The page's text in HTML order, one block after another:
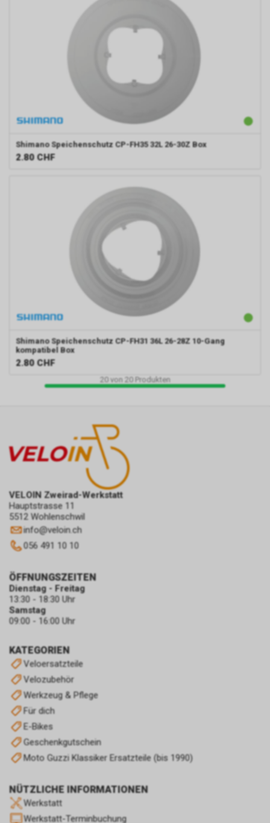
Shimano Speichenschutz CP-FH35 32L 26-30Z Box
2.80 CHF
Shimano Speichenschutz CP-FH31 36L 26-28Z 10-Gang
kompatibel Box
2.80 CHF
20von 20Produkten
VELOIN Zweirad-Werkstatt
Hauptstrasse 11
5512 Wohlenschwil
info@veloin.ch
056 491 10 10
KATEGORIEN
Veloersatzteile
Velozubehör
Werkzeug & Pflege
Für dich
E-Bikes
Geschenkgutschein
Moto Guzzi Klassiker Ersatzteile (bis 1990)
NÜTZLICHE INFORMATIONEN
Werkstatt
Werkstatt-Terminbuchung
ÖFFNUNGSZEITEN
Dienstag - Freitag
13:30 - 18:30 Uhr
Samstag
09:00 - 16:00 Uhr